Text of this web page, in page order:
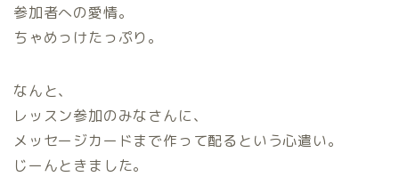
参加者への愛情。
ちゃめっけたっぷり。
なんと、
レッスン参加のみなさんに、
メッセージカードまで作って配るという心遣い。
じーんときました。